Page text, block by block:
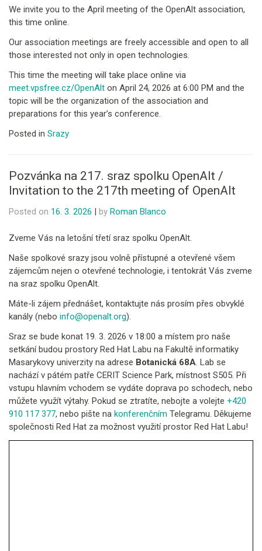
We invite you to the April meeting of the OpenAlt association,
this time online.
Our association meetings are freely accessible and open to all
those interested not only in open technologies.
This time the meeting will take place online via
meet.vpsfree.cz/OpenAlt on April 24, 2026 at 6:00 PM and the
topic will be the organization of the association and
preparations for this year’s conference.
Posted in Srazy
Pozvánka na 217. sraz spolku OpenAlt /
Invitation to the 217th meeting of OpenAlt
Posted on 16. 3. 2026 | by Roman Blanco
Zveme Vás na letošní třetí sraz spolku OpenAlt.
Naše spolkové srazy jsou volně přístupné a otevřené všem
zájemcům nejen o otevřené technologie, i tentokrát Vás zveme
na sraz spolku OpenAlt.
Máte-li zájem přednášet, kontaktujte nás prosím přes obvyklé
kanály (nebo info@openalt.org).
Sraz se bude konat 19. 3. 2026 v 18:00 a místem pro naše
setkání budou prostory Red Hat Labu na Fakultě informatiky
Masarykovy univerzity na adrese Botanická 68A. Lab se
nachází v pátém patře CERIT Science Park, místnost S505. Při
vstupu hlavním vchodem se vydáte doprava po schodech, nebo
můžete využít výtahy. Pokud se ztratíte, nebojte a volejte +420
910 117 377, nebo pište na konferenčním Telegramu. Děkujeme
společnosti Red Hat za možnost využití prostor Red Hat Labu!